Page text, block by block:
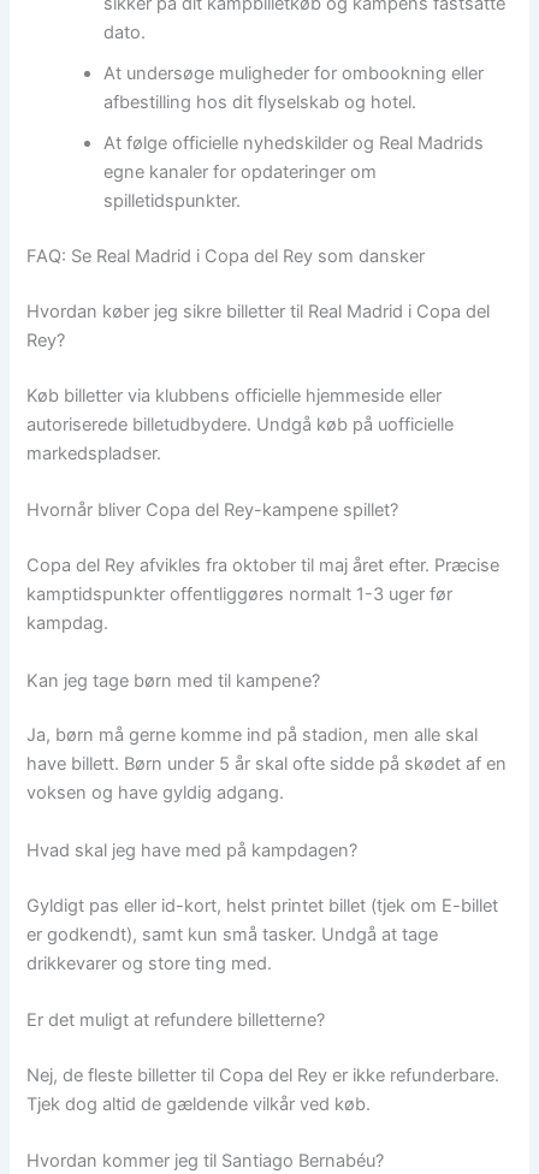
dato.
At undersøge muligheder for ombookning eller
afbestilling hos dit flyselskab og hotel.
At følge officielle nyhedskilder og Real Madrids
egne kanaler for opdateringer om
spilletidspunkter.
FAQ: Se Real Madrid i Copa del Rey som dansker
Hvordan køber jeg sikre billetter til Real Madrid i Copa del
Rey?
Køb billetter via klubbens officielle hjemmeside eller
autoriserede billetudbydere. Undgå køb på uofficielle
markedspladser.
Hvornår bliver Copa del Rey-kampene spillet?
Copa del Rey afvikles fra oktober til maj året efter. Præcise
kamptidspunkter offentliggøres normalt 1-3 uger før
kampdag.
Kan jeg tage børn med til kampene?
Ja, børn må gerne komme ind på stadion, men alle skal
have billett. Børn under 5 år skal ofte sidde på skødet af en
voksen og have gyldig adgang.
Hvad skal jeg have med på kampdagen?
Gyldigt pas eller id-kort, helst printet billet (tjek om E-billet
er godkendt), samt kun små tasker. Undgå at tage
drikkevarer og store ting med.
Er det muligt at refundere billetterne?
Nej, de fleste billetter til Copa del Rey er ikke refunderbare.
Tjek dog altid de gældende vilkår ved køb.
Hvordan kommer jeg til Santiago Bernabéu?